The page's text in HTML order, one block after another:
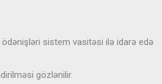
sistem vasitəsi ilə idarə edə
gözlənilir.